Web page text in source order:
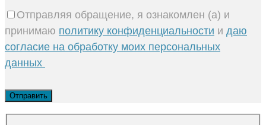
Отправляя обращение, я ознакомлен (а) и
принимаю политику конфиденциальности и даю
согласие на обработку моих персональных
данных